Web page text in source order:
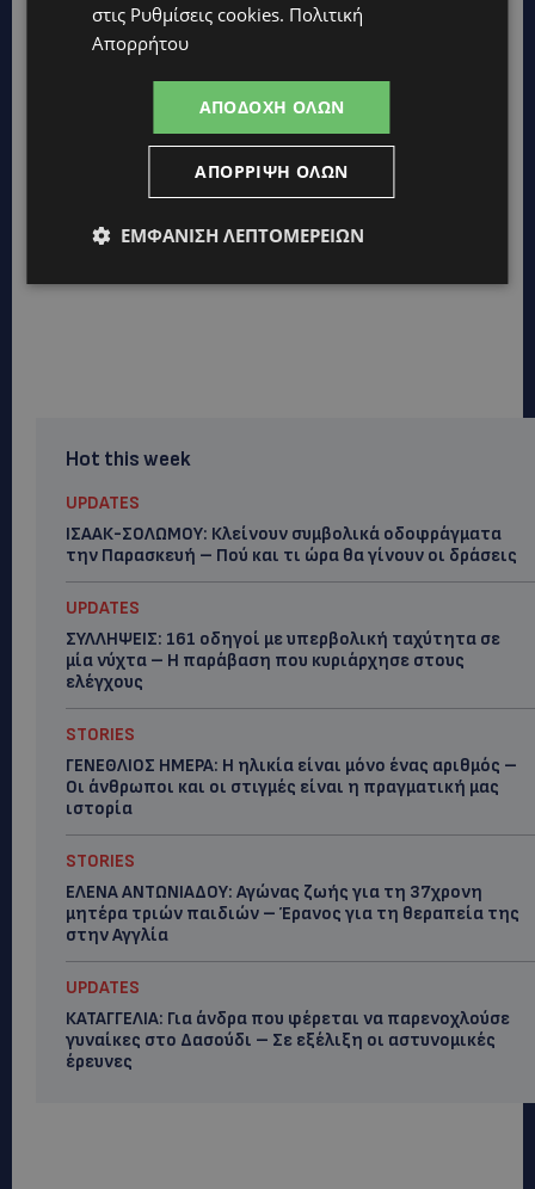
Hot this week
UPDATES
ΙΣΑΑΚ-ΣΟΛΩΜΟΥ: Κλείνουν συμβολικά οδοφράγματα
την Παρασκευή – Πού και τι ώρα θα γίνουν οι δράσεις
UPDATES
ΣΥΛΛΗΨΕΙΣ: 161 οδηγοί με υπερβολική ταχύτητα σε
μία νύχτα – Η παράβαση που κυριάρχησε στους
ελέγχους
STORIES
ΓΕΝΕΘΛΙΟΣ ΗΜΕΡΑ: Η ηλικία είναι μόνο ένας αριθμός –
Οι άνθρωποι και οι στιγμές είναι η πραγματική μας
ιστορία
STORIES
ΕΛΕΝΑ ΑΝΤΩΝΙΑΔΟΥ: Αγώνας ζωής για τη 37χρονη
μητέρα τριών παιδιών – Έρανος για τη θεραπεία της
στην Αγγλία
UPDATES
ΚΑΤΑΓΓΕΛΙΑ: Για άνδρα που φέρεται να παρενοχλούσε
γυναίκες στο Δασούδι – Σε εξέλιξη οι αστυνομικές
έρευνες
στις Ρυθμίσεις cookies. Πολιτική
Απορρήτου
ΑΠΟΔΟΧΉ ΌΛΩΝ
ΑΠΌΡΡΙΨΗ ΌΛΩΝ
ΕΜΦΆΝΙΣΗ ΛΕΠΤΟΜΕΡΕΙΏΝ